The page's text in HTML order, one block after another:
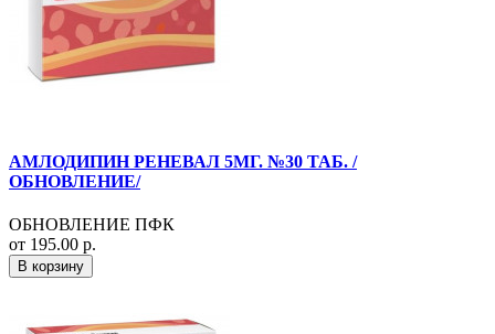
АМЛОДИПИН РЕНЕВАЛ 5МГ. №30 ТАБ. /
ОБНОВЛЕНИЕ/
ОБНОВЛЕНИЕ ПФК
от 195.00 р.
В корзину